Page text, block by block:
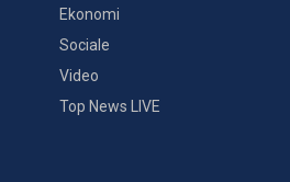
Ekonomi
Sociale
Video
Top News LIVE